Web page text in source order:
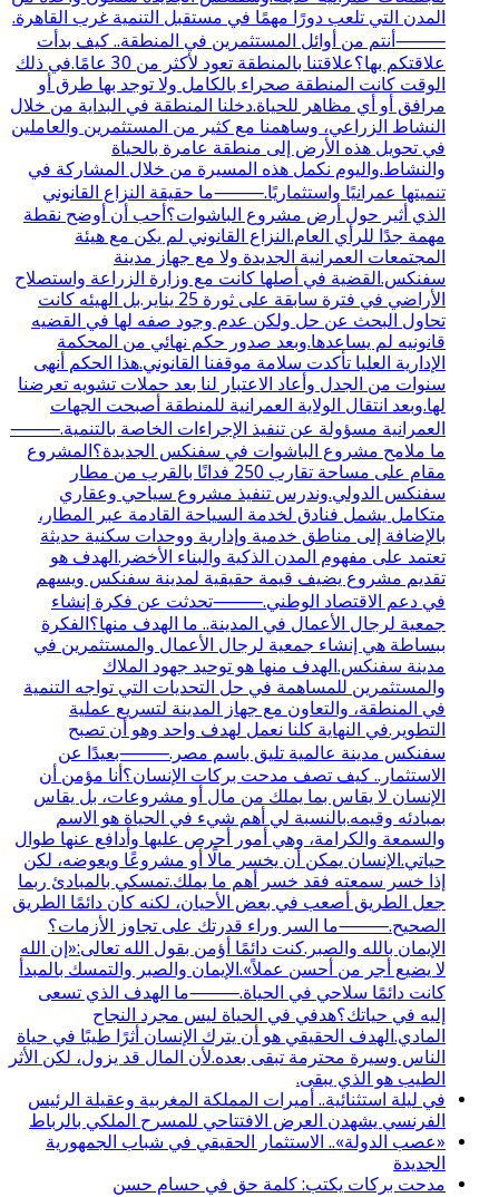
المدن التي تلعب دورًا مهمًا في مستقبل التنمية غرب القاهرة.
⸻أنتم من أوائل المستثمرين في المنطقة.. كيف بدأت
علاقتكم بها؟علاقتنا بالمنطقة تعود لأكثر من 30 عامًا.في ذلك
الوقت كانت المنطقة صحراء بالكامل ولا توجد بها طرق أو
مرافق أو أي مظاهر للحياة.دخلنا المنطقة في البداية من خلال
النشاط الزراعي، وساهمنا مع كثير من المستثمرين والعاملين
في تحويل هذه الأرض إلى منطقة عامرة بالحياة
والنشاط.واليوم نكمل هذه المسيرة من خلال المشاركة في
تنميتها عمرانيًا واستثماريًا.⸻ما حقيقة النزاع القانوني
الذي أثير حول أرض مشروع الباشوات؟أحب أن أوضح نقطة
مهمة جدًا للرأي العام.النزاع القانوني لم يكن مع هيئة
المجتمعات العمرانية الجديدة ولا مع جهاز مدينة
سفنكس.القضية في أصلها كانت مع وزارة الزراعة واستصلاح
الأراضي في فترة سابقة على ثورة 25 يناير.بل الهيئه كانت
تحاول البحث عن حل ولكن عدم وجود صفه لها في القضيه
قانونيه لم يساعدها.وبعد صدور حكم نهائي من المحكمة
الإدارية العليا تأكدت سلامة موقفنا القانوني.هذا الحكم أنهى
سنوات من الجدل وأعاد الاعتبار لنا بعد حملات تشويه تعرضنا
لها.وبعد انتقال الولاية العمرانية للمنطقة أصبحت الجهات
العمرانية مسؤولة عن تنفيذ الإجراءات الخاصة بالتنمية.⸻
ما ملامح مشروع الباشوات في سفنكس الجديدة؟المشروع
مقام على مساحة تقارب 250 فدانًا بالقرب من مطار
سفنكس الدولي.وندرس تنفيذ مشروع سياحي وعقاري
متكامل يشمل فنادق لخدمة السياحة القادمة عبر المطار،
بالإضافة إلى مناطق خدمية وإدارية ووحدات سكنية حديثة
تعتمد على مفهوم المدن الذكية والبناء الأخضر.الهدف هو
تقديم مشروع يضيف قيمة حقيقية لمدينة سفنكس ويسهم
في دعم الاقتصاد الوطني.⸻تحدثت عن فكرة إنشاء
جمعية لرجال الأعمال في المدينة.. ما الهدف منها؟الفكرة
ببساطة هي إنشاء جمعية لرجال الأعمال والمستثمرين في
مدينة سفنكس.الهدف منها هو توحيد جهود الملاك
والمستثمرين للمساهمة في حل التحديات التي تواجه التنمية
في المنطقة، والتعاون مع جهاز المدينة لتسريع عملية
التطوير.في النهاية كلنا نعمل لهدف واحد وهو أن تصبح
سفنكس مدينة عالمية تليق باسم مصر.⸻بعيدًا عن
الاستثمار.. كيف تصف مدحت بركات الإنسان؟أنا مؤمن أن
الإنسان لا يقاس بما يملك من مال أو مشروعات، بل يقاس
بمبادئه وقيمه.بالنسبة لي أهم شيء في الحياة هو الاسم
والسمعة والكرامة، وهي أمور أحرص عليها وأدافع عنها طوال
حياتي.الإنسان يمكن أن يخسر مالًا أو مشروعًا ويعوضه، لكن
إذا خسر سمعته فقد خسر أهم ما يملك.تمسكي بالمبادئ ربما
جعل الطريق أصعب في بعض الأحيان، لكنه كان دائمًا الطريق
الصحيح.⸻ما السر وراء قدرتك على تجاوز الأزمات؟
الإيمان بالله والصبر.كنت دائمًا أؤمن بقول الله تعالى:«إن الله
لا يضيع أجر من أحسن عملاً».الإيمان والصبر والتمسك بالمبدأ
كانت دائمًا سلاحي في الحياة.⸻ما الهدف الذي تسعى
إليه في حياتك؟هدفي في الحياة ليس مجرد النجاح
المادي.الهدف الحقيقي هو أن يترك الإنسان أثرًا طيبًا في حياة
الناس وسيرة محترمة تبقى بعده.لأن المال قد يزول، لكن الأثر
الطيب هو الذي يبقى.
في ليلة استثنائية.. أميرات المملكة المغربية وعقيلة الرئيس
الفرنسي يشهدن العرض الافتتاحي للمسرح الملكي بالرباط
«عصب الدولة».. الاستثمار الحقيقي في شباب الجمهورية
الجديدة
مدحت بركات يكتب: كلمة حق في حسام حسن